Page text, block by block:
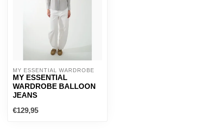
MY ESSENTIAL WARDROBE
MY ESSENTIAL
WARDROBE BALLOON
JEANS
€129,95